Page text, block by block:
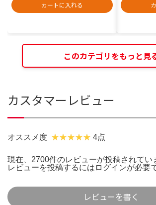
カートに入れる
このカテゴリをもっと見
カスタマーレビュー
オススメ度 4点
現在、2700件のレビューが投稿されてい
レビューを投稿するには ログインが必要
レビューを書く